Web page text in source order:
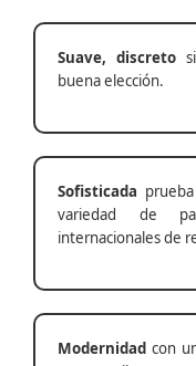
Suave, discreto
buena elección.
Sofisticada
variedad de
internacionales de
Modernidad con